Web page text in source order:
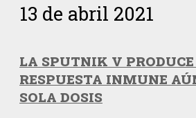
13 de abril 2021
LA SPUTNIK V
RESPUESTA INMUNE
SOLA DOSIS